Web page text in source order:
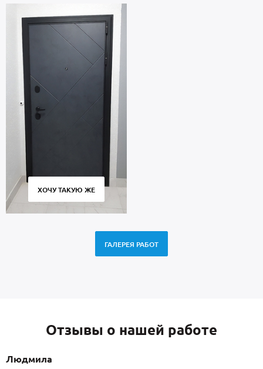
ХОЧУ ТАКУЮ ЖЕ
ГАЛЕРЕЯ РАБОТ
Отзывы о нашей работе
Людмила